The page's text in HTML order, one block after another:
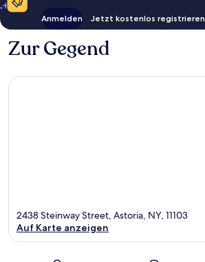
Anmelden Jetzt kostenlos registrieren
Zur Gegend
2438 Steinway Street, Astoria, NY, 11103
Auf Karte anzeigen